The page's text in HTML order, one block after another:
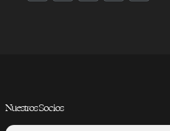
Nuestros Socios